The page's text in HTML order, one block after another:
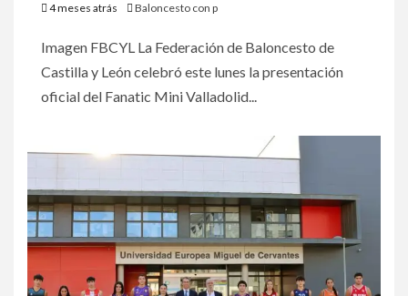
4 meses atrás Baloncesto con p
Imagen FBCYL La Federación de Baloncesto de
Castilla y León celebró este lunes la presentación
oficial del Fanatic Mini Valladolid...